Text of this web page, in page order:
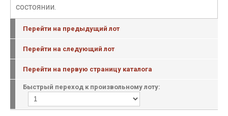
состоянии.
Перейти на предыдущий лот
Перейти на следующий лот
Перейти на первую страницу каталога
Быстрый переход к произвольному лоту: